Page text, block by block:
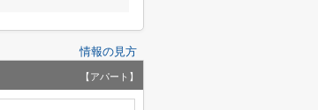
情報の見方
【アパート】